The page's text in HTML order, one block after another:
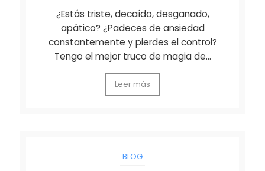
¿Estás triste, decaído, desganado,
apático? ¿Padeces de ansiedad
constantemente y pierdes el control?
Tengo el mejor truco de magia de…
Leer más
BLOG